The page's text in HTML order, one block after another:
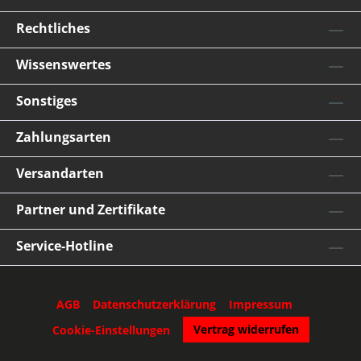
durch leistungsstarke Flamme KJ/h: 6025 KW: 1 g/h bei
1,5 bar: 130 Aufheizzeit: ca. Min. Max. Temperatur: ° C
g PERKEO Propan-Brennstempel
Rechtliches
Wissenswertes
Sonstiges
Zahlungsarten
Versandarten
Partner und Zertifikate
Service-Hotline
AGB Datenschutzerklärung
Impressum
Cookie-Einstellungen
Vertrag widerrufen